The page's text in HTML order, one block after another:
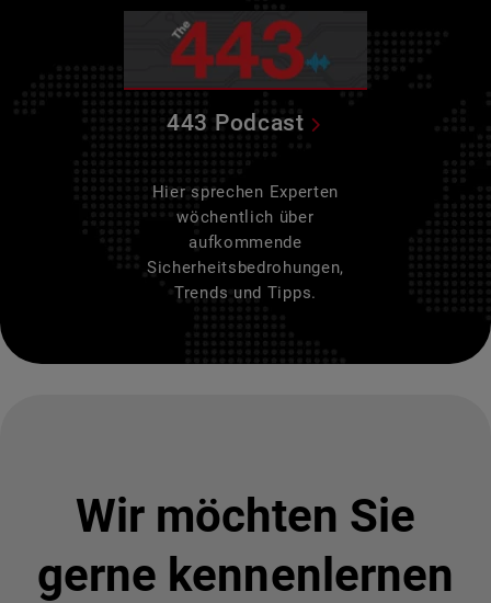
443 Podcast
Hier sprechen Experten
wöchentlich über
aufkommende
Sicherheitsbedrohungen,
Trends und Tipps.
Wir möchten Sie
gerne kennenlernen